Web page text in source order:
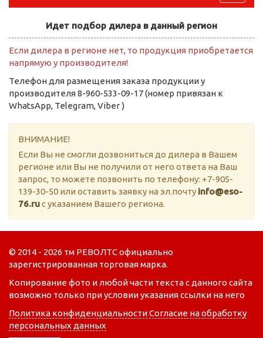
Идет подбор дилера в данный регион
Если дилера в регионе нет, то продукция приобретается
напрямую у производителя!
Телефон для размещения заказа продукции у
производителя 8-960-533-09-17 (номер привязан к
WhatsApp, Telegram, Viber )
ВНИМАНИЕ!
Если Вы не смогли дозвониться до дилера в Вашем
регионе или Вы не получили от него ответа на Ваш
запрос, то можете позвонить по телефону: +7-905-
139-30-50 или оставить заявку на эл.почту info@eso-
76.ruс указанием Вашего региона.
© 2014 - 2026 тм РЕВОЛТС официально
зарегистрированная торговая марка.
Копирование фото и любой части текста с данного сайта
возможно только при условии указания ссылки на него
Политика конфиденциальностиСогласие на обработку
персональных данных